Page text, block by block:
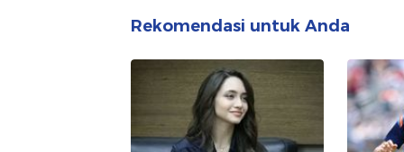
Rekomendasi untuk Anda